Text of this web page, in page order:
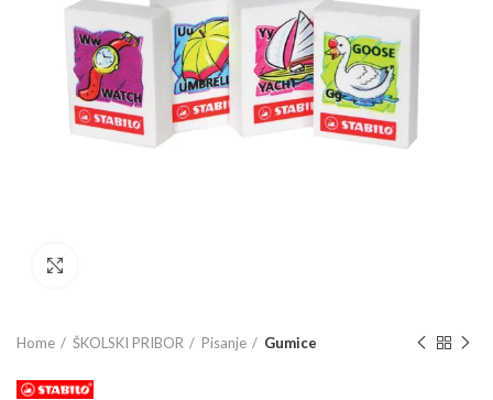
Home ŠKOLSKI PRIBOR Pisanje Gumice